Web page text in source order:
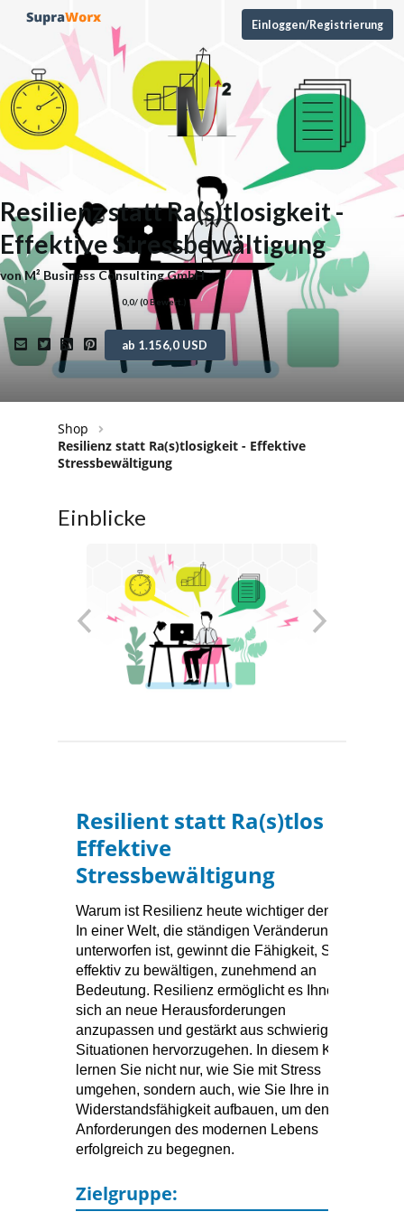
Einloggen/Registrierung
Resilienz statt Ra(s)tlosigkeit -
Effektive Stressbewältigung
vonM² Business Consulting GmbH
0,0/ (0Bewert.)
ab 1.156,0 USD
Shop
Resilienz statt Ra(s)tlosigkeit - Effektive
Stressbewältigung
Einblicke